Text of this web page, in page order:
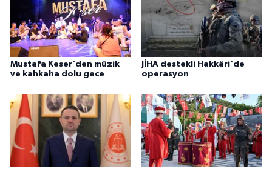
Mustafa Keser'den müzik
ve kahkaha dolu gece
JİHA destekli Hakkâri'de
operasyon